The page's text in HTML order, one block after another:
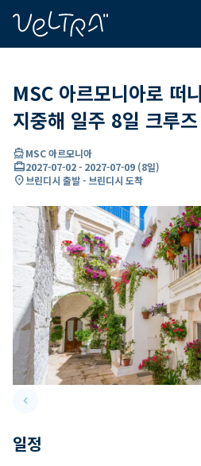
MSC 아르모니아로 떠
지중해 일주 8일 크루즈
directions_boatMSC 아르모니아
card_travel2027-07-02- 2027-07-09 (8일)
location_on브린디시 출발 - 브린디시 도착
keyboard_arrow_leftPrevious slide
일정